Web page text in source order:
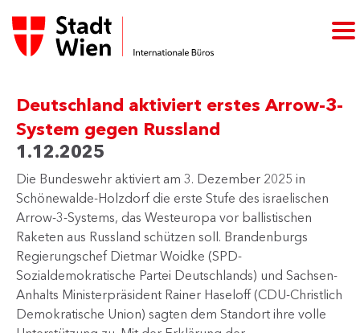
Deutschland aktiviert erstes Arrow-3-
System gegen Russland
1.12.2025
​Die Bundeswehr aktiviert am 3. Dezember 2025 ​​in
Schönewalde-Holzdorf die erste Stufe des israelischen
Arrow-3-Systems, das Westeuropa vor ballistischen
Raketen aus Russland schützen soll. Brandenburgs
Regierungschef Dietmar Woidke (SPD-
Sozialdemokratische Partei Deutschlands) und Sachsen-
Anhalts Ministerpräsident Rainer Haseloff (CDU-Christlich
Demokratische Union) sagten dem Standort ihre volle